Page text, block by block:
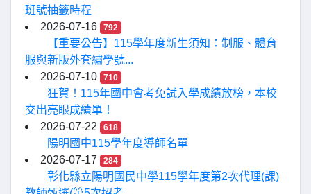
班號抽籤時程
2026-07-16
792
【重要公告】115學年度新生須知：制服、體育
服與新版外套繡學號...
2026-07-10
710
狂賀！115年國中會考免試入學成績放榜，本校
交出亮眼成績單！
2026-07-22
618
陽明國中115學年度導師名單
2026-07-17
284
彰化縣立陽明國民中學115學年度第2次代理(課)